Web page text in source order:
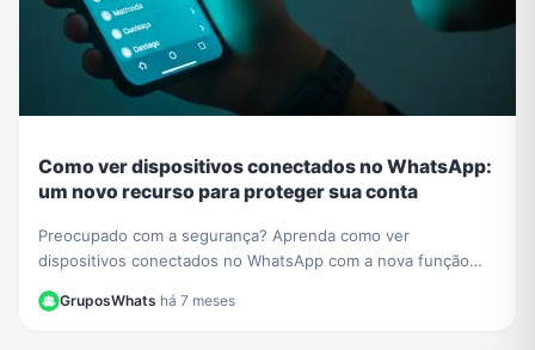
Como ver dispositivos conectados no WhatsApp:
um novo recurso para proteger sua conta
Preocupado com a segurança? Aprenda como ver
dispositivos conectados no WhatsApp com a nova função
GruposWhats·há 7 meses